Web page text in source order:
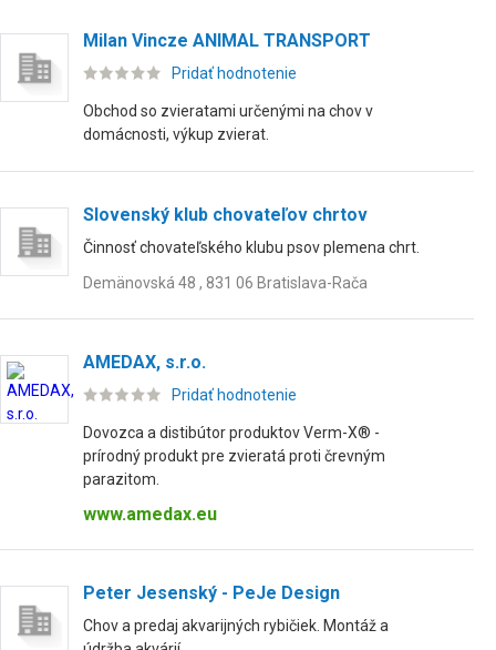
Milan Vincze ANIMAL TRANSPORT
Pridať hodnotenie
Obchod so zvieratami určenými na chov v
domácnosti, výkup zvierat.
Slovenský klub chovateľov chrtov
Činnosť chovateľského klubu psov plemena chrt.
Demänovská 48 , 831 06 Bratislava-Rača
AMEDAX, s.r.o.
Pridať hodnotenie
Dovozca a distibútor produktov Verm-X® -
prírodný produkt pre zvieratá proti črevným
parazitom.
www.amedax.eu
Peter Jesenský - PeJe Design
Chov a predaj akvarijných rybičiek. Montáž a